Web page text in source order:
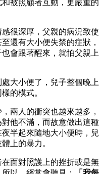
被照顧者互動，更嚴重的
很深厚，父親的病況致使
還有大小便失禁的症狀，
會跟著醒來，就怕父親上
大小便了，兒子整個晚上
的模式。
兩人的衝突也越來越多，
他不滿，而故意做出這種
半起來隨地大小便時，兒
上的暴力。
面對照護上的挫折或是無